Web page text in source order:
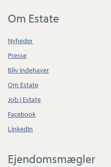
Om Estate
Nyheder
Presse
Bliv indehaver
Om Estate
Job i Estate
Facebook
LinkedIn
Ejendomsmægler